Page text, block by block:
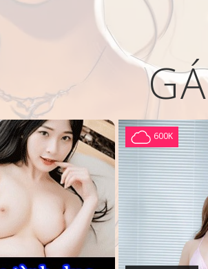
600K